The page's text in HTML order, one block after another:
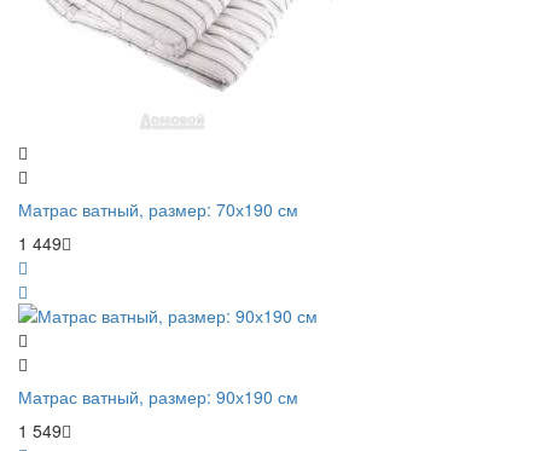
Матрас ватный, размер: 70х190 см
1 449
Матрас ватный, размер: 90х190 см
1 549